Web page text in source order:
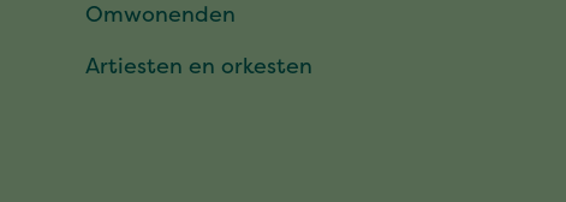
Omwonenden
Artiesten en orkesten